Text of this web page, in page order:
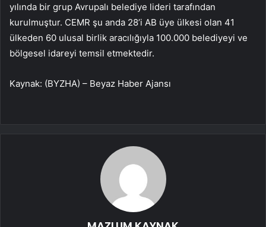
yılında bir grup Avrupalı ​​belediye lideri tarafından
kurulmuştur. CEMR şu anda 28’i AB üye ülkesi olan 41
ülkeden 60 ulusal birlik aracılığıyla 100.000 belediyeyi ve
bölgesel idareyi temsil etmektedir.
Kaynak: (BYZHA) – Beyaz Haber Ajansı